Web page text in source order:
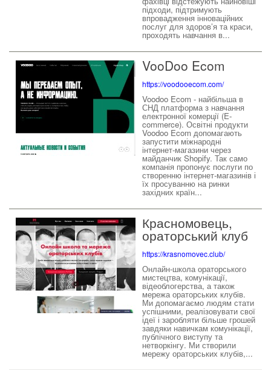
підходи, підтримують
впровадження інноваційних
послуг для здоров’я та краси,
проходять навчання в...
VooDoo Ecom
https://voodooecom.com/
Voodoo Ecom - найбільша в
СНД платформа з навчання
електронної комерції (E-
commerce). Освітні продукти
Voodoo Ecom допомагають
запустити міжнародні
інтернет-магазини через
майданчик Shopify. Так само
компанія пропонує послуги по
створенню інтернет-магазинів і
їх просуванню на ринки
західних країн...
Красномовець,
ораторський клуб
https://krasnomovec.club/
Онлайн-школа ораторського
мистецтва, комунікації,
відеоблогерства, а також
мережа ораторських клубів.
Ми допомагаємо людям стати
успішними, реалізовувати свої
ідеї і заробляти більше грошей
завдяки навичкам комунікації,
публічного виступу та
нетворкінгу. Ми створили
мережу ораторських клубів,...